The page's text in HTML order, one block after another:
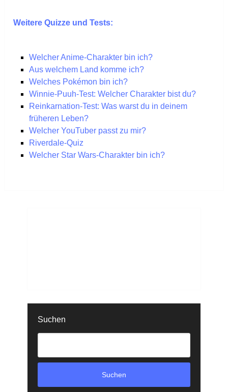
Weitere Quizze und Tests:
Welcher Anime-Charakter bin ich?
Aus welchem Land komme ich?
Welches Pokémon bin ich?
Winnie-Puuh-Test: Welcher Charakter bist du?
Reinkarnation-Test: Was warst du in deinem
früheren Leben?
Welcher YouTuber passt zu mir?
Riverdale-Quiz
Welcher Star Wars-Charakter bin ich?
Suchen
Suchen